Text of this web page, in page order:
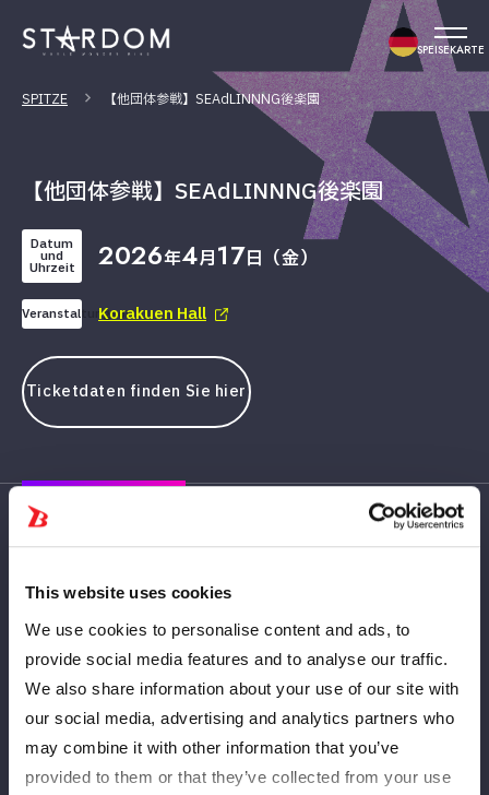
This website uses cookies
We use cookies to personalise content and ads, to
provide social media features and to analyse our traffic.
We also share information about your use of our site with
our social media, advertising and analytics partners who
may combine it with other information that you’ve
provided to them or that they’ve collected from your use
SPEISEKARTE
SPITZE 【他団体参戦】SEAdLINNNG後楽園
【他団体参戦】SEAdLINNNG後楽園
Datum
und
Uhrzeit 2026年4月17日（金）
VeranstaltungsortKorakuen Hall
Ticketdaten finden Sie hier
Vorläufig
Alle anzeigen